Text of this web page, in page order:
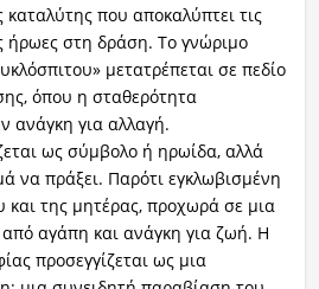
που αποκαλύπτει τις
ήρωες στη δράση. Το γνώριμο
μετατρέπεται σε πεδίο
όπου η σταθερότητα
ανάγκη για αλλαγή.
ως σύμβολο ή ηρωίδα, αλλά
να πράξει. Παρότι εγκλωβισμένη
και της μητέρας, προχωρά σε μια
από αγάπη και ανάγκη για ζωή. Η
προσεγγίζεται ως μια